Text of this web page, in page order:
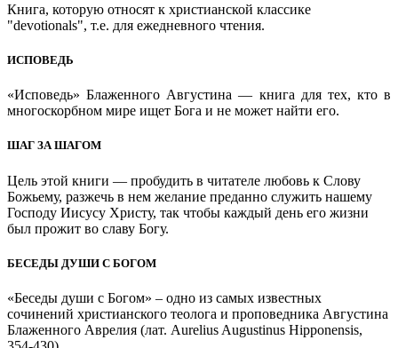
Книга, которую относят к христианской классике
"devotionals", т.е. для ежедневного чтения.
ИСПОВЕДЬ
«Исповедь» Блаженного Августина — книга для тех, кто в
многоскорбном мире ищет Бога и не может найти его.
ШАГ ЗА ШАГОМ
Цель этой книги — пробудить в читателе любовь к Слову
Божьему, разжечь в нем желание преданно служить нашему
Господу Иисусу Христу, так чтобы каждый день его жизни
был прожит во славу Богу.
БЕСЕДЫ ДУШИ С БОГОМ
«Беседы души с Богом» – одно из самых известных
сочинений христианского теолога и проповедника Августина
Блаженного Аврелия (лат. Aurelius Augustinus Hipponensis,